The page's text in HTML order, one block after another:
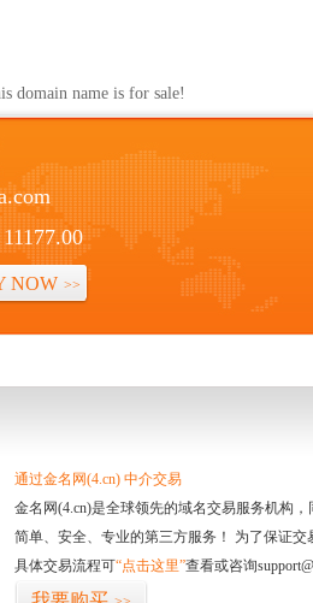
domain name is for sale!
NOW >>
通过金名网(4.cn) 中介交易
金名网(4.cn)是全球领先的域名交易服务机构
简单、安全、专业的第三方服务！ 为了保证
具体交易流程可“点击这里”查看或咨询